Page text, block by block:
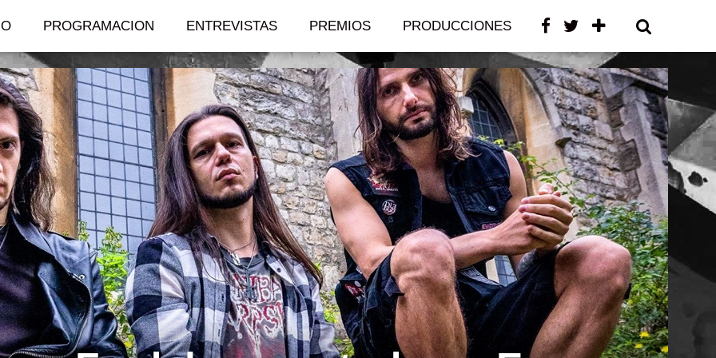
PROGRAMACION ENTREVISTAS PREMIOS PRODUCCIONES CONTACTO